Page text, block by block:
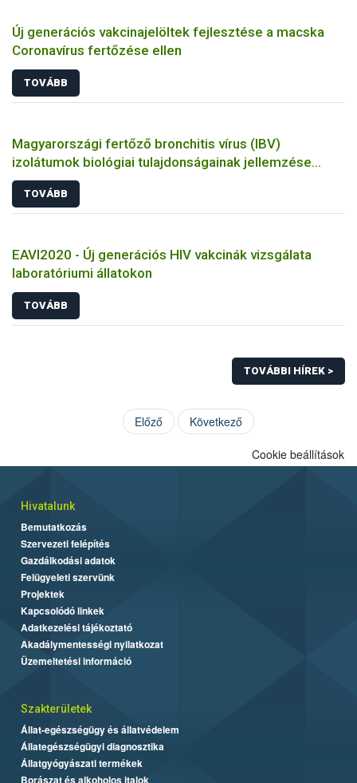
Új generációs vakcinajelöltek fejlesztése a macska
Coronavírus fertőzése ellen
TOVÁBB
Magyarországi fertőző bronchitis vírus (IBV)
izolátumok biológiai tulajdonságainak jellemzése
állatkísérletes és molekuláris biológiai eszközökkel
TOVÁBB
EAVI2020 - Új generációs HIV vakcinák vizsgálata
laboratóriumi állatokon
TOVÁBB
TOVÁBBI HÍREK >
Előző Következő
Cookie beállítások
Hivatalunk
Bemutatkozás
Szervezeti felépítés
Gazdálkodási adatok
Felügyeleti szervünk
Projektek
Kapcsolódó linkek
Adatkezelési tájékoztató
Akadálymentességi nyilatkozat
Üzemeltetési információ
Szakterületek
Állat-egészségügy és állatvédelem
Állategészségügyi diagnosztika
Állatgyógyászati termékek
Borászat és alkoholos italok